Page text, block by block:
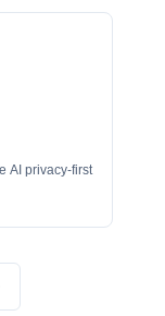
AI privacy-first